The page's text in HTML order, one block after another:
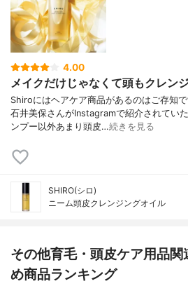
4.00
メイクだけじゃなくて頭もクレン
Shiroにはヘアケア商品があるのはご存知
石井美保さんがInstagramで紹介されてい
ンプー以外あまり頭皮…続きを見る
SHIRO(シロ)
ニーム頭皮クレンジングオイル
その他育毛・頭皮ケア用品
め商品ランキング